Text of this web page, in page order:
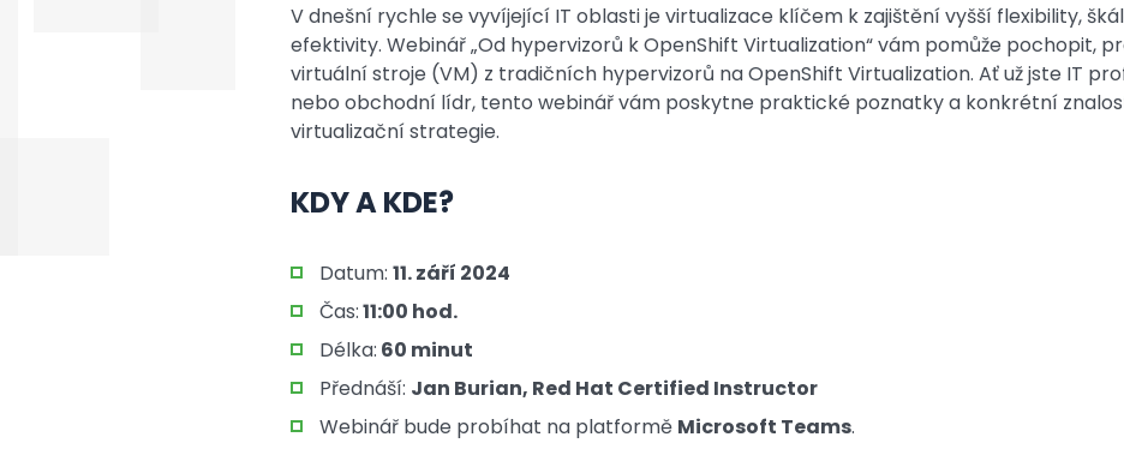
V dnešní rychle se vyvíjející IT oblasti je virtualizace klíčem k zajištění vyšší flexibility,
efektivity. Webinář „Od hypervizorů k OpenShift Virtualization“ vám pomůže pochopit,
virtuální stroje (VM) z tradičních hypervizorů na OpenShift Virtualization. Ať už jste IT
nebo obchodní lídr, tento webinář vám poskytne praktické poznatky a konkrétní
virtualizační strategie.
KDY A KDE?
Datum: 11. září 2024
Čas:11:00 hod.
Délka: 60 minut
Přednáší: Jan Burian, Red Hat Certified Instructor
Webinář bude probíhat na platformě Microsoft Teams.